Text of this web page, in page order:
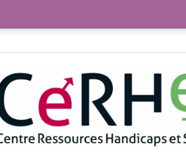
TOUTES LES RESSOURCES MISES À